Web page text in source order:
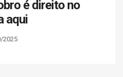
é direito no
aqui
2025